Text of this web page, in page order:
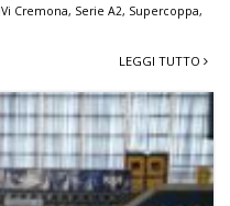
Cremona, Serie A2, Supercoppa,
LEGGI TUTTO